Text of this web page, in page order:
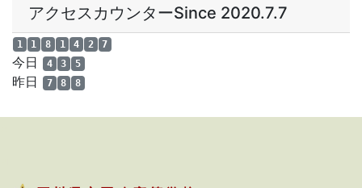
アクセスカウンターSince 2020.7.7
1 1 8 1 4 2 7
今日 4 3 5
昨日 7 8 8